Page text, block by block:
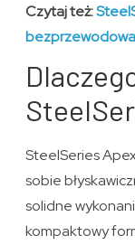
Czytaj też:
SteelSeries
sobie
solidne
kompaktowy